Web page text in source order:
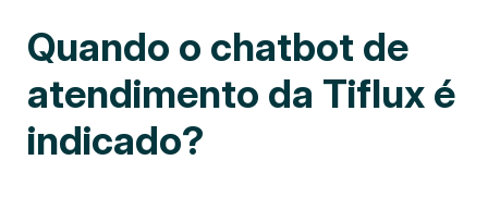
Quando o chatbot de
atendimento da Tiflux é
indicado?